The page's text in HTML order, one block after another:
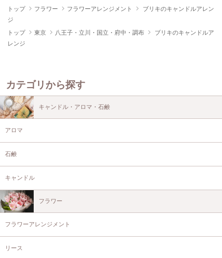
トップ
フラワー フラワーアレンジメント
ブリキのキャンドルアレン
ジ
トップ
東京 八王子・立川・国立・府中・調布
ブリキのキャンドルア
レンジ
カテゴリから探す
キャンドル・アロマ・石鹸
アロマ
石鹸
キャンドル
フラワー
フラワーアレンジメント
リース